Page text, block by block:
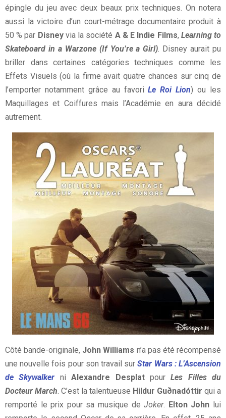
épingle du jeu avec deux beaux prix techniques. On notera
aussi la victoire d’un court-métrage documentaire produit à
50 % par Disneyvia la société A & E Indie Films, Learning to
Skateboard in a Warzone (If You’re a Girl). Disney aurait pu
briller dans certaines catégories techniques comme les
Effets Visuels (où la firme avait quatre chances sur cinq de
l’emporter notamment grâce au favori Le Roi Lion) ou les
Maquillages et Coiffures mais l’Académie en aura décidé
autrement.
Côté bande-originale, John Williams n’a pas été récompensé
une nouvelle fois pour son travail surStar Wars : L’Ascension
de Skywalker niAlexandre DesplatpourLes Filles du
Docteur March. C’est la talentueuse Hildur Guðnadóttir qui a
remporté le prix pour sa musique deJoker. Elton John lui